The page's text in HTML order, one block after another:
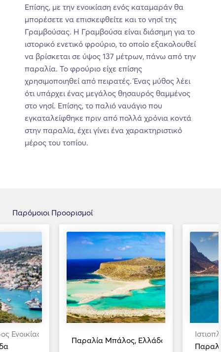
Επίσης, με την ενοικίαση ενός καταμαράν θα
μπορέσετε να επισκεφθείτε και το νησί της
Γραμβούσας. Η Γραμβούσα είναι διάσημη για το
ιστορικό ενετικό φρούριο, το οποίο εξακολουθεί
να βρίσκεται σε ύψος 137 μέτρων, πάνω από την
παραλία. Το φρούριο είχε επίσης
χρησιμοποιηθεί από πειρατές. Ένας μύθος λέει
ότι υπάρχει ένας μεγάλος θησαυρός θαμμένος
στο νησί. Επίσης, το παλιό ναυάγιο που
εγκαταλείφθηκε πριν από πολλά χρόνια κοντά
στην παραλία, έχει γίνει ένα χαρακτηριστικό
μέρος του τοπίου.
Παρόμοιοι Προορισμοί
Ενοικίαση
Παραλία Μπάλος, Ελλάδα